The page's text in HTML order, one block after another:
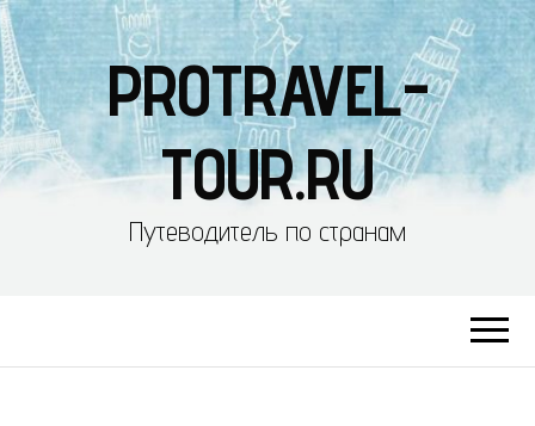
PROTRAVEL-
TOUR.RU
Путеводитель по странам